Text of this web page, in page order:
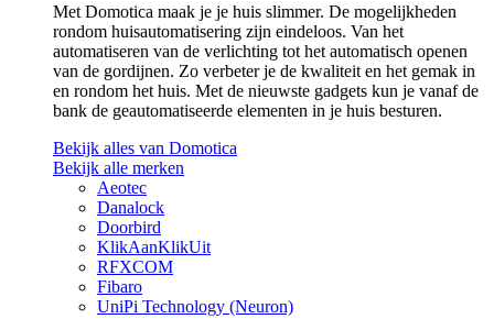
Met Domotica maak je je huis slimmer. De mogelijkheden
rondom huisautomatisering zijn eindeloos. Van het
automatiseren van de verlichting tot het automatisch openen
van de gordijnen. Zo verbeter je de kwaliteit en het gemak in
en rondom het huis. Met de nieuwste gadgets kun je vanaf de
bank de geautomatiseerde elementen in je huis besturen.
Bekijk alles van Domotica
Bekijk alle merken
Aeotec
Danalock
Doorbird
KlikAanKlikUit
RFXCOM
Fibaro
UniPi Technology (Neuron)